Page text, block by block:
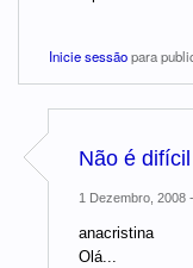
Inicie sessãopara
Não é
1 Dezembro, 2008
anacristina
Olá...